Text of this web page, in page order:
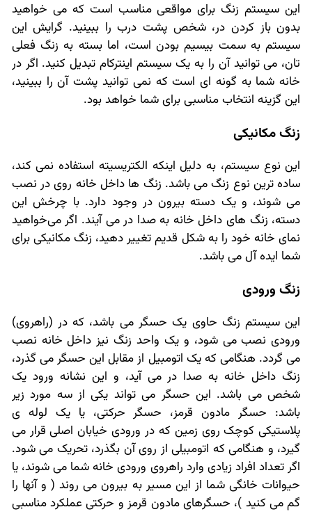
این سیستم زنگ برای مواقعی مناسب است که می خواهید
بدون باز کردن در، شخص پشت درب را ببینید. گرایش این
سیستم به سمت بیسیم بودن است، اما بسته به زنگ فعلی
تان، می توانید آن را به یک سیستم اینترکام تبدیل کنید. اگر در
خانه شما به گونه ای است که نمی توانید پشت آن را ببینید،
این گزینه انتخاب مناسبی برای شما خواهد بود.
زنگ مکانیکی
این نوع سیستم، به دلیل اینکه الکتریسیته استفاده نمی کند،
ساده ترین نوع زنگ می باشد. زنگ ها داخل خانه روی در نصب
می شوند، و یک دسته بیرون در وجود دارد. با چرخش این
دسته، زنگ های داخل خانه به صدا در می آیند. اگر می‌خواهید
نمای خانه خود را به شکل قدیم تغییر دهید، زنگ مکانیکی برای
شما ایده آل می باشد.
زنگ ورودی
این سیستم زنگ حاوی یک حسگر می باشد، که در (راهروی)
ورودی نصب می شود، و یک واحد زنگ نیز داخل خانه نصب
می گردد. هنگامی که یک اتومبیل از مقابل این حسگر می گذرد،
زنگ داخل خانه به صدا در می آید، و این نشانه ورود یک
شخص می باشد. این حسگر می تواند یکی از سه مورد زیر
باشد: حسگر مادون قرمز، حسگر حرکتی، یا یک لوله ی
پلاستیکی کوچک روی زمین که در ورودی خیابان اصلی قرار می
گیرد، و هنگامی که اتومبیلی از روی آن بگذرد، تحریک می شود.
اگر تعداد افراد زیادی وارد راهروی ورودی خانه شما می شوند، یا
حیوانات خانگی شما از این مسیر به بیرون می روند ( و آنها را
گم می کنید )، حسگرهای مادون قرمز و حرکتی عملکرد مناسبی